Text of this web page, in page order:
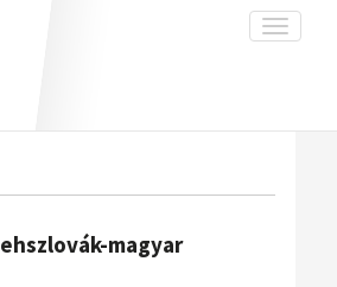
Toggle
békerendszer megszilárdulása
magyar